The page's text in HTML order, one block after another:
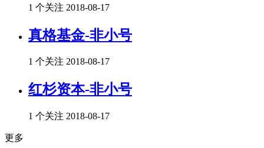
1 个关注 2018-08-17
真格基金-非小号
1 个关注 2018-08-17
红杉资本-非小号
1 个关注 2018-08-17
更多